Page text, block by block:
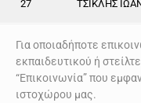
27 ΤΣΙΚΛΗΣ
Για οποιαδήποτε
εκπαιδευτικού ή
“Επικοινωνία” που
ιστοχώρου μας.